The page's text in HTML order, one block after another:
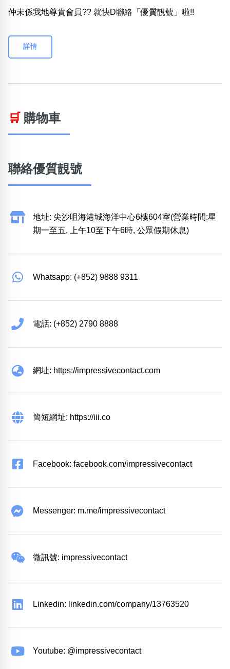
仲未係我地尊貴會員?? 就快D聯絡「優質靚號」啦!!
詳情
🛒 購物車
聯絡優質靚號
地址: 尖沙咀海港城海洋中心6樓604室(營業時間:星
期一至五, 上午10至下午6時, 公眾假期休息)
Whatsapp: (+852) 9888 9311
電話: (+852) 2790 8888
網址: https://impressivecontact.com
簡短網址: https://iii.co
Facebook: facebook.com/impressivecontact
Messenger: m.me/impressivecontact
微訊號: impressivecontact
Linkedin: linkedin.com/company/13763520
Youtube: @impressivecontact